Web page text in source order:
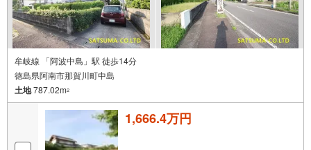
牟岐線 「阿波中島」駅 徒歩14分
徳島県阿南市那賀川町中島
土地787.02m2
1,666.4万円